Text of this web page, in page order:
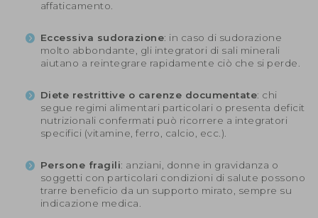
affaticamento.
Eccessiva sudorazione: in caso di sudorazione
molto abbondante, gli integratori di sali minerali
aiutano a reintegrare rapidamente ciò che si perde.
Diete restrittive o carenze documentate: chi
segue regimi alimentari particolari o presenta deficit
nutrizionali confermati può ricorrere a integratori
specifici (vitamine, ferro, calcio, ecc.).
Persone fragili: anziani, donne in gravidanza o
soggetti con particolari condizioni di salute possono
trarre beneficio da un supporto mirato, sempre su
indicazione medica.